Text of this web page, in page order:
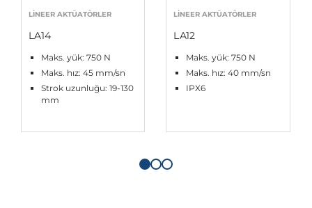
LINEER AKTÜATÖRLER
LA14
Maks. yük: 750 N
Maks. hız: 45 mm/sn
Strok uzunluğu: 19-130
mm
LINEER AKTÜATÖRLER
LA12
Maks. yük: 750 N
Maks. hız: 40 mm/sn
IPX6